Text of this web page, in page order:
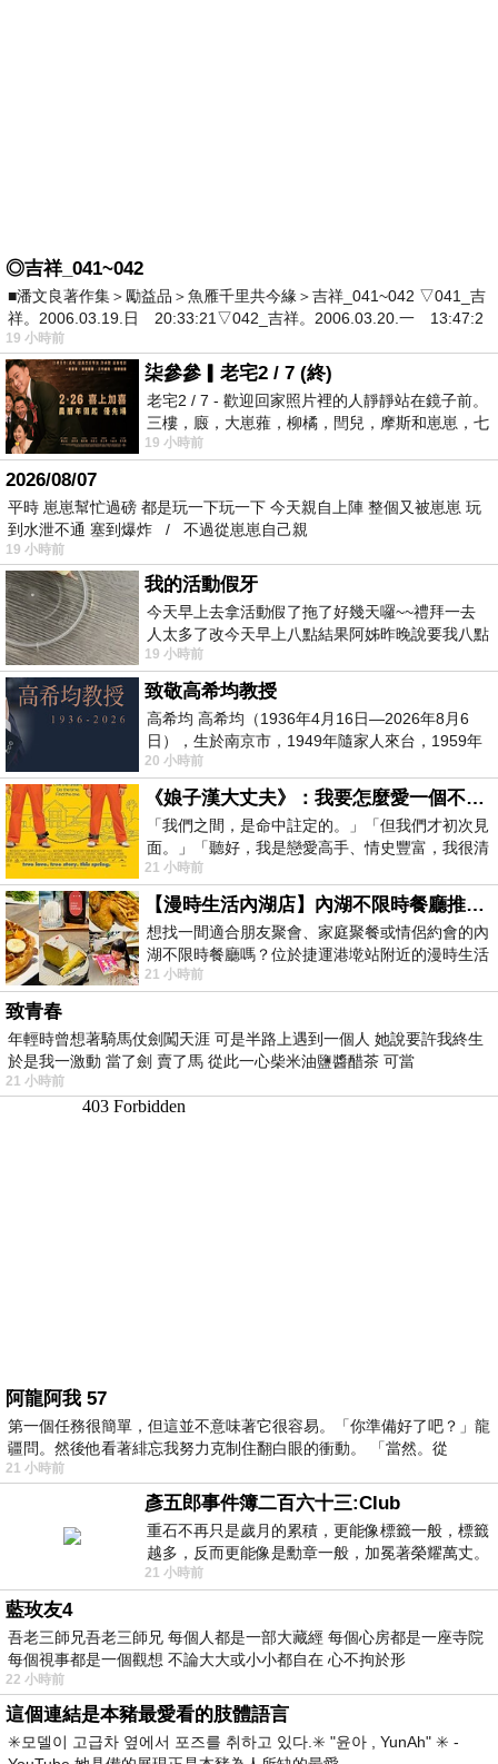
◎吉祥_041~042
■潘文良著作集＞勵益品＞魚雁千里共今緣＞吉祥_041~042 ▽041_吉
祥。2006.03.19.日 20:33:21▽042_吉祥。2006.03.20.一 13:47:2
19 小時前
柒參參▎老宅2 / 7 (終)
老宅2 / 7 - 歡迎回家照片裡的人靜靜站在鏡子前。
三樓，廄，大崽蕥，柳橘，閆兒，摩斯和崽崽，七
個人整整齊齊地站在鏡框之外，如同
19 小時前
2026/08/07
平時 崽崽幫忙過磅 都是玩一下玩一下 今天親自上陣 整個又被崽崽 玩
到水泄不通 塞到爆炸 / 不過從崽崽自己親
19 小時前
我的活動假牙
今天早上去拿活動假了拖了好幾天囉~~禮拜一去
人太多了改今天早上八點結果阿姊昨晚說要我八點
去西螺農會~回到莿桐都8點半多了
19 小時前
致敬高希均教授
高希均 高希均（1936年4月16日—2026年8月6
日），生於南京市，1949年隨家人來台，1959年
赴美深造並取得經濟發展博士學位。曾任
20 小時前
《娘子漢大丈夫》：我要怎麼愛一個不存在的人？
「我們之間，是命中註定的。」「但我們才初次見
面。」「聽好，我是戀愛高手、情史豐富，我很清
楚這種感覺，你我之間的那種感覺，現
21 小時前
【漫時生活內湖店】內湖不限時餐廳推薦｜捷運港墘站美食，聚餐、約會、家庭聚會首選，正餐甜點一次滿足
想找一間適合朋友聚會、家庭聚餐或情侶約會的內
湖不限時餐廳嗎？位於捷運港墘站附近的漫時生活
內湖店，從捷運站步行約4分鐘即可抵
21 小時前
致青春
年輕時曾想著騎馬仗劍闖天涯 可是半路上遇到一個人 她說要許我終生
於是我一激動 當了劍 賣了馬 從此一心柴米油鹽醬醋茶 可當
21 小時前
阿龍阿我 57
第一個任務很簡單，但這並不意味著它很容易。「你準備好了吧？」龍
疆問。然後他看著緋忘我努力克制住翻白眼的衝動。 「當然。從
21 小時前
彥五郎事件簿二百六十三:Club
重石不再只是歲月的累積，更能像標籤一般，標籤
越多，反而更能像是勳章一般，加冕著榮耀萬丈。
習慣一如縱容，成了再難輕輕放下的罪證
21 小時前
藍玫友4
吾老三師兄吾老三師兄 每個人都是一部大藏經 每個心房都是一座寺院
每個視事都是一個觀想 不論大大或小小都自在 心不拘於形
22 小時前
這個連結是本豬最愛看的肢體語言
✳️모델이 고급차 옆에서 포즈를 취하고 있다.✳️ "윤아 , YunAh" ✳️ -